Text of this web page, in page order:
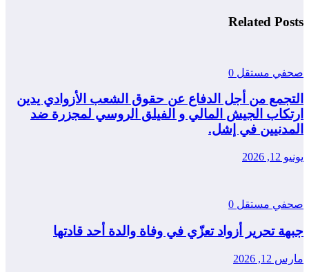
Related Posts
صحفي مستقل 0
التجمع من أجل الدفاع عن حقوق الشعب الأزوادي يدين
ارتكاب الجيش المالي و الفيلق الروسي لمجزرة ضد
المدنيين في إشل.
يونيو 12, 2026
صحفي مستقل 0
جبهة تحرير أزواد تعزّي في وفاة والدة أحد قادتها
مارس 12, 2026